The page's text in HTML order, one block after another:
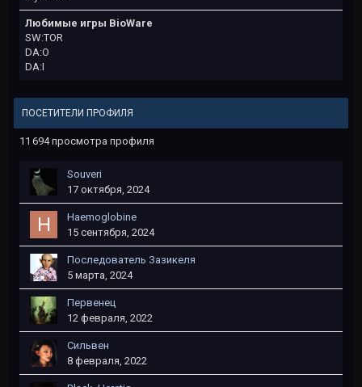
Любимые игры BioWare
SW:TOR
DA:O
DA:I
ПОСЕТИТЕЛИ ПРОФИЛЯ
11 694 просмотра профиля
Souveri
17 октября, 2024
Haemoglobine
15 сентября, 2024
Последователь Зазикеля
5 марта, 2024
Первенец
12 февраля, 2022
Сильвен
8 февраля, 2022